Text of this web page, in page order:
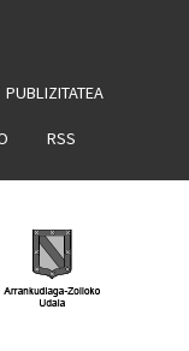
PUBLIZITATEA
RSS